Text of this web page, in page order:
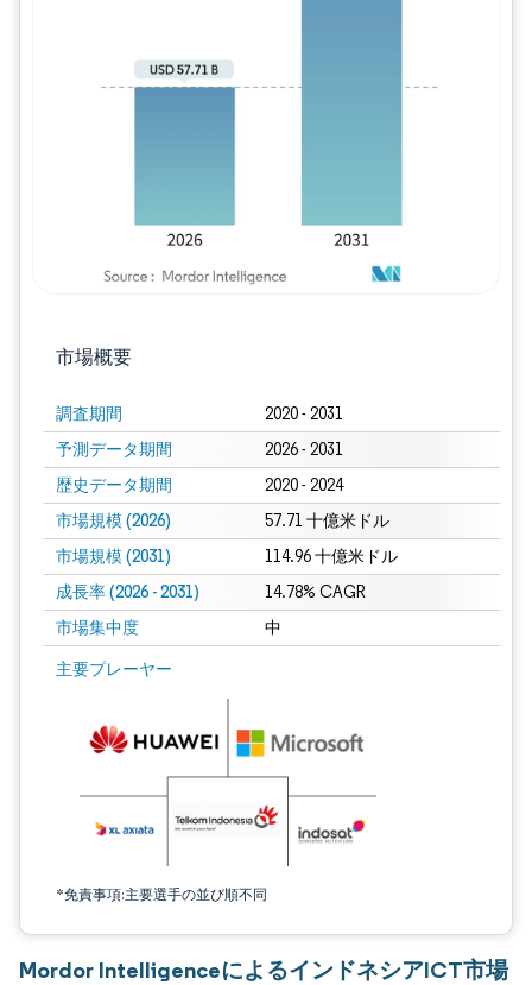
市場概要
調査期間 2020 - 2031
予測データ期間 2026 - 2031
歴史データ期間 2020 - 2024
市場規模 (2026) 57.71 十億米ドル
市場規模 (2031) 114.96 十億米ドル
成長率 (2026 - 2031) 14.78% CAGR
市場集中度 中
主要プレーヤー
*免責事項:主要選手の並び順不同
画像 © Mordor Intelligence。再利用にはCC BY 4.0の表示が必要です。
Mordor IntelligenceによるインドネシアICT市場